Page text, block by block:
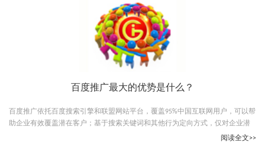
百度推广最大的优势是什么？
百度推广依托百度搜索引擎和联盟网站平台，覆盖95%中国互联网用户，可以帮
助企业有效覆盖潜在客户；基于搜索关键词和其他行为定向方式，仅对企业潜
阅读全文>>